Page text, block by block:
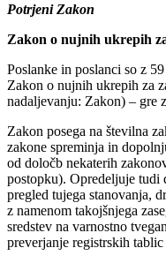
Potrjeni Zakon
Zakon o nujnih ukrepih
Poslanke in poslanci so z
Zakon o nujnih ukrepih za
nadaljevanju: Zakon) – gre
Zakon posega na številna
zakone spreminja in
od določb nekaterih
postopku). Opredeljuje tudi
pregled tujega stanovanja,
z namenom takojšnjega
sredstev na varnostno
preverjanje registrskih